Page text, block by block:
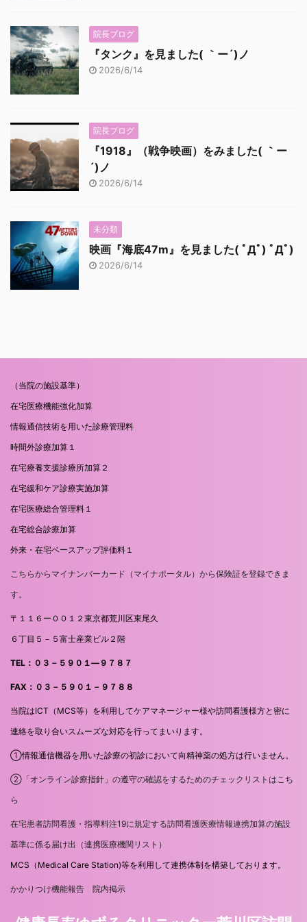
院長ブログ
『タンク』を見ました( ｀ー´)ノ
2026/6/14
院長ブログ
『1918』（戦争映画）をみました( ｀ー
´)ノ
2026/6/14
未分類
映画『海底47m』を見ました( ﾟДﾟ) ﾟДﾟ)
2026/6/14
（当院の施設基準）
在宅医療機能強化加算
情報通信技術を用いた診療管理料
時間外診療加算１
在宅療養支援診療所加算２
在宅緩和ケア診療実施加算
在宅医療総合管理料１
在宅総合診療加算
外来・在宅ベースアップ評価料１
こちらからマイナンバーカード（マイナポータル）から保険証を登録できま
す。
〒１１６ー００１２東京都荒川区東尾久
６丁目５－５富士産業ビル２階
TEL：０３－５９０１―９７８７
FAX：０３－５９０１－９７８８
当院はICT（MCS等）を利用してケアマネージャー様や訪問看護様方と密に
連絡を取り合いスムーズな対応を行ってまいります。
①情報通信機器を用いた診療の初診において向精神薬の処方は行いません。
②「オンライン診療指針」の遵守の確認をするためのチェックリストはこち
ら
在宅患者訪問看護・指導料注19に規定する訪問看護医療情報連携加算の施設
基準に係る届け出（連携医療機関リスト）
MCS（Medical Care Station)等を利用して連携体制を構築しております。
かかりつけ機能報告 院内掲示